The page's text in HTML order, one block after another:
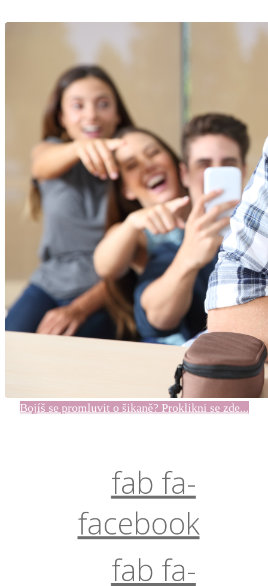
Bojíš se promluvit o šikaně? Proklikni se zde...
fab fa-
facebook
fab fa-